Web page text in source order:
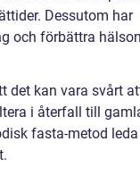
Dessutom har
och förbättra
det kan vara svårt
i återfall till
fasta-metod